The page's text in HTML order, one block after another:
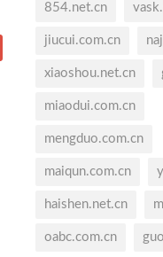
854.net.cn
jiucui.com.cn
xiaoshou.net.cn
miaodui.com.cn
mengduo.com.cn
maiqun.com.cn
haishen.net.cn
oabc.com.cn